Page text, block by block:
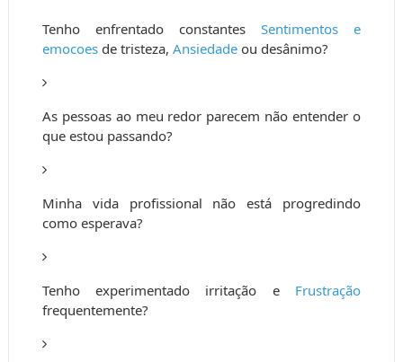
Tenho enfrentado constantes Sentimentos e
emocoes de tristeza,Ansiedade ou desânimo?
As pessoas ao meu redor parecem não entender o
que estou passando?
Minha vida profissional não está progredindo
como esperava?
Tenho experimentado irritação e Frustração
frequentemente?